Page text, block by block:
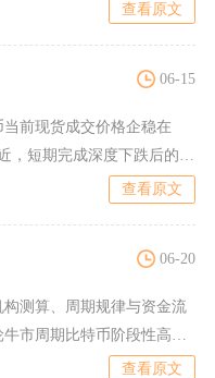
查看原文
06-15
当前现货成交价格企稳在
，短期完成深度下跌后的小
查看原文
06-20
构测算、周期规律与资金流
市周期比特币阶段性高点
查看原文